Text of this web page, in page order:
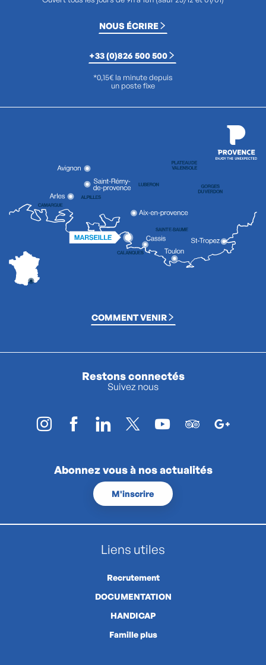
NOUS ÉCRIRE
+33 (0)826 500 500
*0,15€ la minute depuis
un poste fixe
COMMENT VENIR
Restons connectés
Suivez nous
Abonnez vous à nos actualités
M'inscrire
Liens utiles
Recrutement
DOCUMENTATION
HANDICAP
Famille plus